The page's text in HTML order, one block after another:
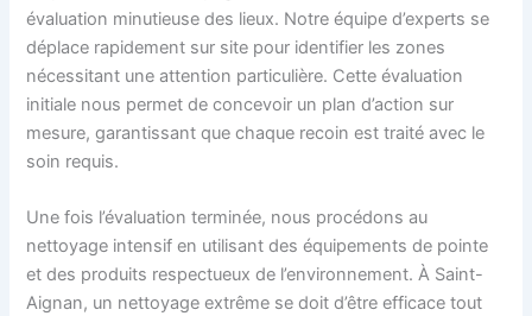
évaluation minutieuse des lieux. Notre équipe d’experts se
déplace rapidement sur site pour identifier les zones
nécessitant une attention particulière. Cette évaluation
initiale nous permet de concevoir un plan d’action sur
mesure, garantissant que chaque recoin est traité avec le
soin requis.
Une fois l’évaluation terminée, nous procédons au
nettoyage intensif en utilisant des équipements de pointe
et des produits respectueux de l’environnement. À Saint-
Aignan, un nettoyage extrême se doit d’être efficace tout